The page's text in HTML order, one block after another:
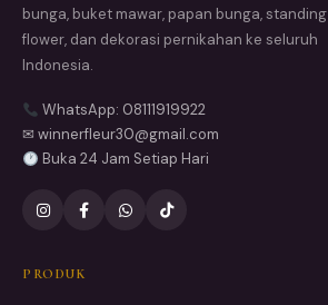
bunga, buket mawar, papan bunga, standing
flower, dan dekorasi pernikahan ke seluruh
Indonesia.
WhatsApp: 08111919922
✉ winnerfleur30@gmail.com
Buka 24 Jam Setiap Hari
PRODUK